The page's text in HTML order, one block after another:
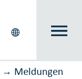
→ Meldungen